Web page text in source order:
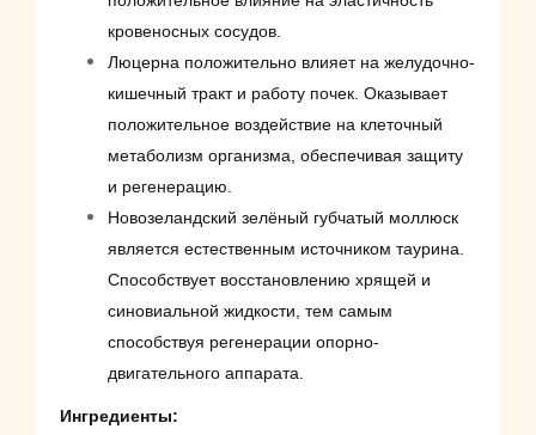
кровеносных сосудов.
Люцерна положительно влияет на желудочно-
кишечный тракт и работу почек. Оказывает
положительное воздействие на клеточный
метаболизм организма, обеспечивая защиту
и регенерацию.
Новозеландский зелёный губчатый моллюск
является естественным источником таурина.
Способствует восстановлению хрящей и
синовиальной жидкости, тем самым
способствуя регенерации опорно-
двигательного аппарата.
Ингредиенты: